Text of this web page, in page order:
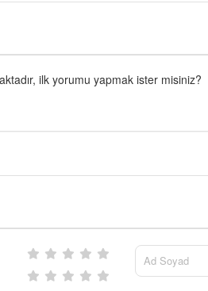
ilk yorumu yapmak ister misiniz?